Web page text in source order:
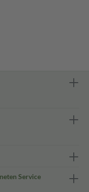
Service